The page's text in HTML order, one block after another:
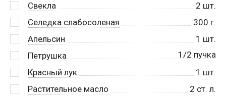
Свекла 2 шт.
Селедка слабосоленая
300 г.
Апельсин
1 шт.
Петрушка
1/2 пучка
Красный лук
1 шт.
Растительное масло
2 ст. л.